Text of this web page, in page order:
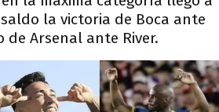
la victoria de Boca ante
de Arsenal ante River.